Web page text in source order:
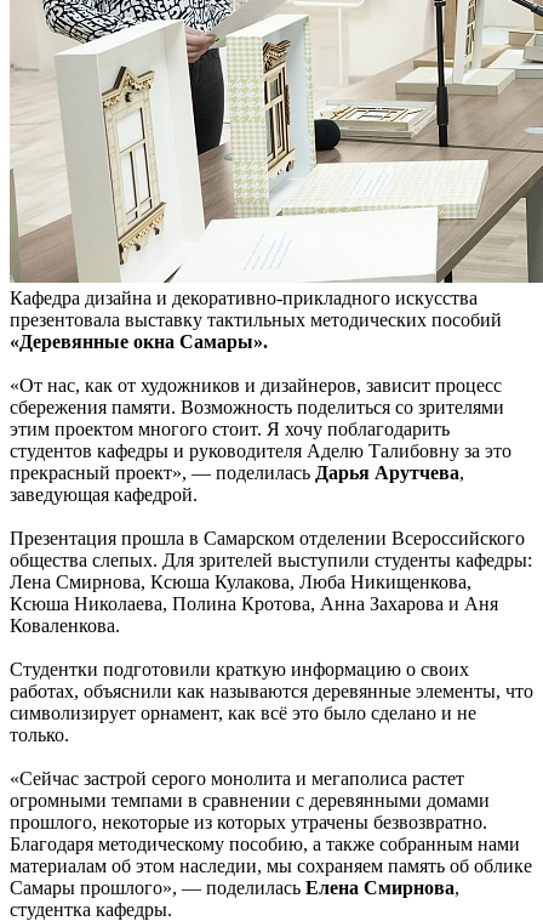
Кафедра дизайна и декоративно-прикладного искусства
презентовала выставку тактильных методических пособий
«Деревянные окна Самары».
«От нас, как от художников и дизайнеров, зависит процесс
сбережения памяти. Возможность поделиться со зрителями
этим проектом многого стоит. Я хочу поблагодарить
студентов кафедры и руководителя Аделю Талибовну за это
прекрасный проект», — поделилась Дарья Арутчева,
заведующая кафедрой.
Презентация прошла в Самарском отделении Всероссийского
общества слепых. Для зрителей выступили студенты кафедры:
Лена Смирнова, Ксюша Кулакова, Люба Никищенкова,
Ксюша Николаева, Полина Кротова, Анна Захарова и Аня
Коваленкова.
Студентки подготовили краткую информацию о своих
работах, объяснили как называются деревянные элементы, что
символизирует орнамент, как всё это было сделано и не
только.
«Сейчас застрой серого монолита и мегаполиса растет
огромными темпами в сравнении с деревянными домами
прошлого, некоторые из которых утрачены безвозвратно.
Благодаря методическому пособию, а также собранным нами
материалам об этом наследии, мы сохраняем память об облике
Самары прошлого», — поделилась Елена Смирнова,
студентка кафедры.